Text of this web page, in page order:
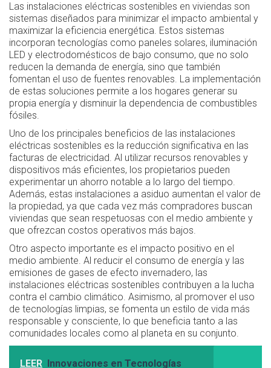
Las instalaciones eléctricas sostenibles en viviendas son
sistemas diseñados para minimizar el impacto ambiental y
maximizar la eficiencia energética. Estos sistemas
incorporan tecnologías como paneles solares, iluminación
LED y electrodomésticos de bajo consumo, que no solo
reducen la demanda de energía, sino que también
fomentan el uso de fuentes renovables. La implementación
de estas soluciones permite a los hogares generar su
propia energía y disminuir la dependencia de combustibles
fósiles.
Uno de los principales beneficios de las instalaciones
eléctricas sostenibles es la reducción significativa en las
facturas de electricidad. Al utilizar recursos renovables y
dispositivos más eficientes, los propietarios pueden
experimentar un ahorro notable a lo largo del tiempo.
Además, estas instalaciones a asiduo aumentan el valor de
la propiedad, ya que cada vez más compradores buscan
viviendas que sean respetuosas con el medio ambiente y
que ofrezcan costos operativos más bajos.
Otro aspecto importante es el impacto positivo en el
medio ambiente. Al reducir el consumo de energía y las
emisiones de gases de efecto invernadero, las
instalaciones eléctricas sostenibles contribuyen a la lucha
contra el cambio climático. Asimismo, al promover el uso
de tecnologías limpias, se fomenta un estilo de vida más
responsable y consciente, lo que beneficia tanto a las
comunidades locales como al planeta en su conjunto.
LEER Innovaciones en Tecnologías